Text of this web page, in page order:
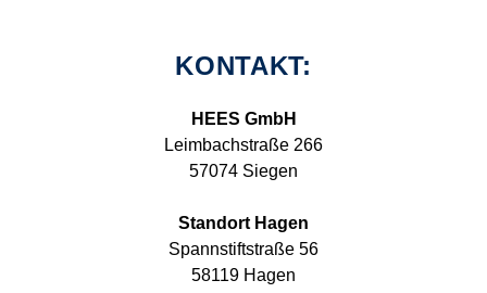
KONTAKT:
HEES GmbH
Leimbachstraße 266
57074 Siegen
Standort Hagen
Spannstiftstraße 56
58119 Hagen